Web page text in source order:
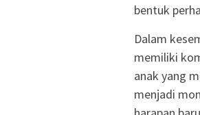
bentuk
Dalam
memiliki
anak yang
menjadi